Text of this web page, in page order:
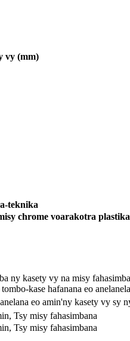
vy (mm)
teknika
chrome voarakotra plastika
ny kasety vy na misy
kase hafanana eo
eo amin'ny kasety vy sy
Tsy misy fahasimbana
Tsy misy fahasimbana